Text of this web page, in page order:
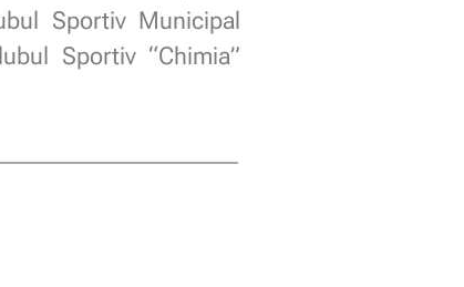
Sportiv Municipal
Sportiv “Chimia”